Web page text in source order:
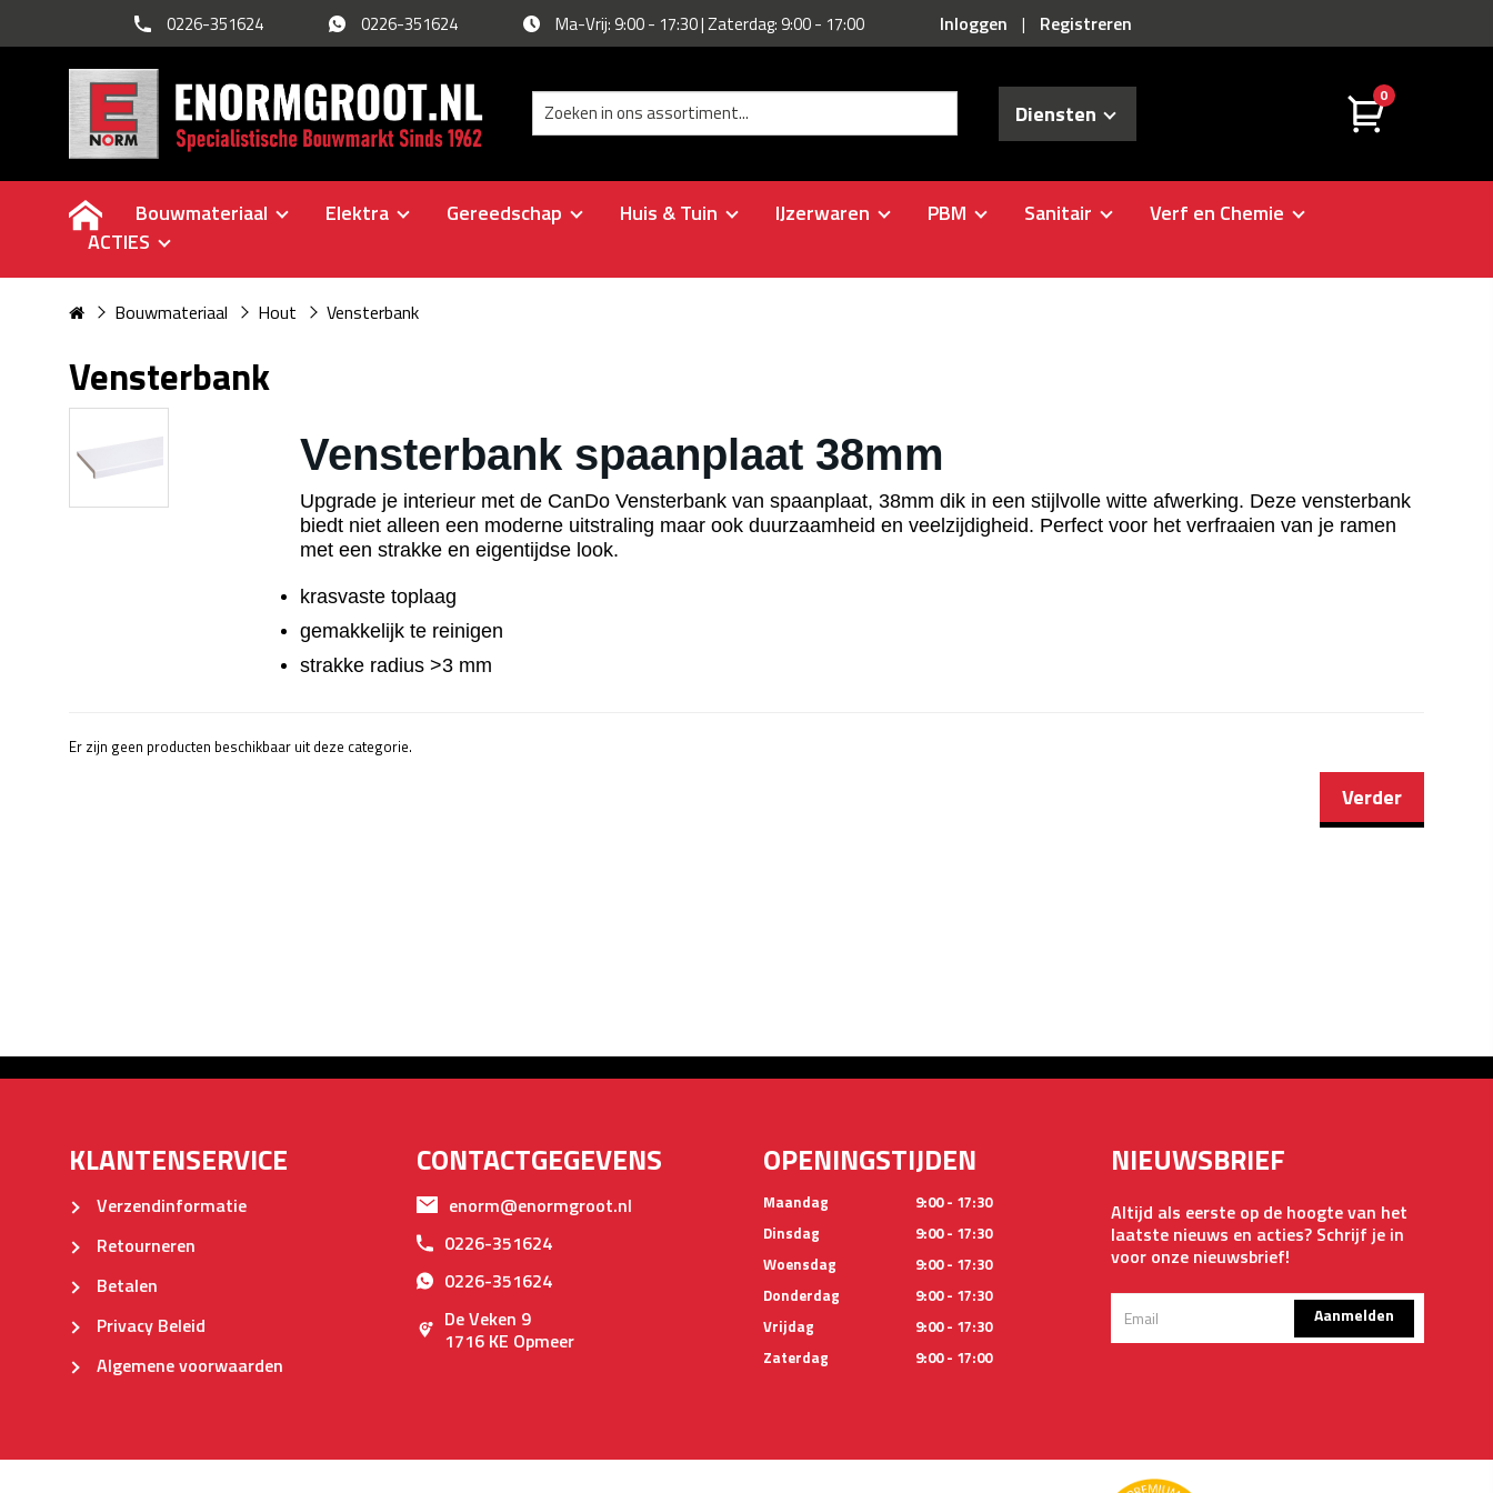
0226-351624 0226-351624 Ma-Vrij: 9:00 - 17:30 | Zaterdag: 9:00 - 17:00 Inloggen | Registreren
Diensten
0
Bouwmateriaal Elektra Gereedschap Huis & Tuin IJzerwaren PBM Sanitair
Verf en Chemie
ACTIES
Bouwmateriaal Hout Vensterbank
Vensterbank
Vensterbank spaanplaat 38mm
Upgrade je interieur met de CanDo Vensterbank van spaanplaat, 38mm dik in een stijlvolle witte afwerking. Deze vensterbank
biedt niet alleen een moderne uitstraling maar ook duurzaamheid en veelzijdigheid. Perfect voor het verfraaien van je ramen
met een strakke en eigentijdse look.
krasvaste toplaag
gemakkelijk te reinigen
strakke radius >3 mm
Er zijn geen producten beschikbaar uit deze categorie.
Verder
KLANTENSERVICE
Verzendinformatie
Retourneren
Betalen
Privacy Beleid
Algemene voorwaarden
CONTACTGEGEVENS
enorm@enormgroot.nl
0226-351624
0226-351624
De Veken 9
1716 KE Opmeer
OPENINGSTIJDEN
Maandag
9:00 - 17:30
Dinsdag
9:00 - 17:30
Woensdag
9:00 - 17:30
Donderdag
9:00 - 17:30
Vrijdag
9:00 - 17:30
Zaterdag
9:00 - 17:00
NIEUWSBRIEF
Altijd als eerste op de hoogte van het
laatste nieuws en acties? Schrijf je in
voor onze nieuwsbrief!
Aanmelden